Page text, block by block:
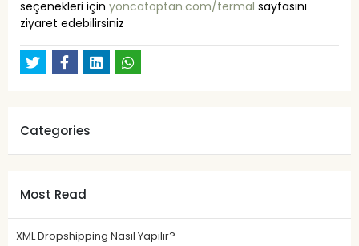
seçenekleri için yoncatoptan.com/termal sayfasını
ziyaret edebilirsiniz
Categories
Most Read
XML Dropshipping Nasıl Yapılır?